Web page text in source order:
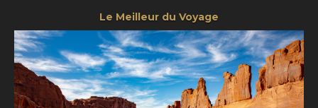
Le Meilleur du Voyage